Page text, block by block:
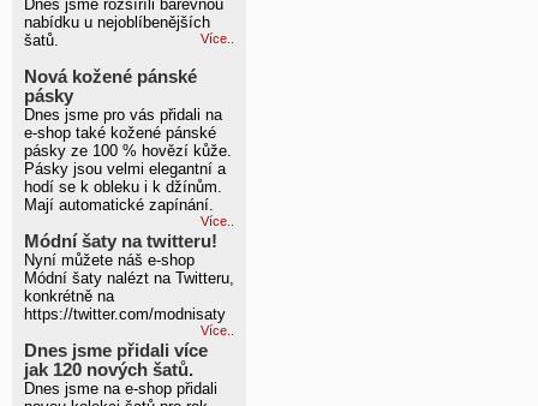
Dnes jsme rozšíříli barevnou
nabídku u nejoblíbenějších
šatů.
Více..
Nová kožené pánské
pásky
Dnes jsme pro vás přidali na
e-shop také kožené pánské
pásky ze 100 % hovězí kůže.
Pásky jsou velmi elegantní a
hodí se k obleku i k džínům.
Mají automatické zapínání.
Více..
Módní šaty na twitteru!
Nyní můžete náš e-shop
Módní šaty nalézt na Twitteru,
konkrétně na
https://twitter.com/modnisaty
Více..
Dnes jsme přidali více
jak 120 nových šatů.
Dnes jsme na e-shop přidali